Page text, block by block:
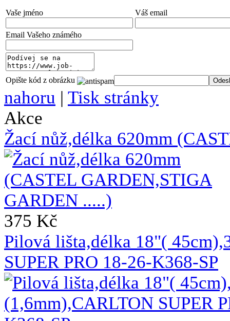
Vaše jméno Váš email
Email Vašeho známého
Opište kód z obrázku
nahoru | Tisk stránky
Akce
Žací nůž,délka 620mm
375 Kč
Pilová lišta,délka 18"(
SUPER PRO 18-26-K368-SP